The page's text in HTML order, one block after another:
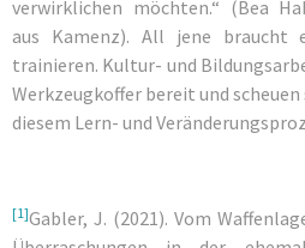
verwirklichen möchten.“ (Bea
aus Kamenz). All jene braucht
trainieren. Kultur- und
Werkzeugkoffer bereit und
diesem Lern- und
[1]Gabler, J. (2021). Vom